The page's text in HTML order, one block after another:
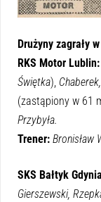
Drużyny zagrały
RKS Motor Lublin:
Świętka),
(zastąpiony w 61
Przybyła.
Trener: Bronisław
SKS Bałtyk
Gierszewski,